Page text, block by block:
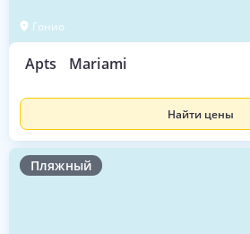
Гонио
Apts Mariami
Найти цены
Пляжный